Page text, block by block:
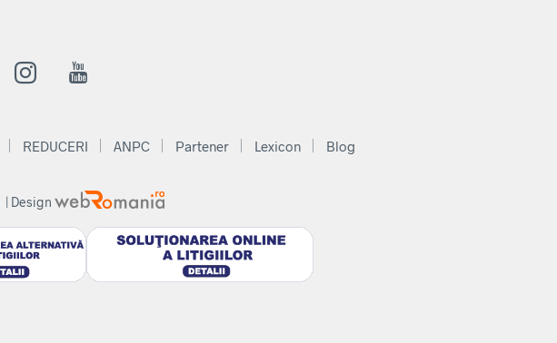
REDUCERI ANPC Partener Lexicon Blog
| Design